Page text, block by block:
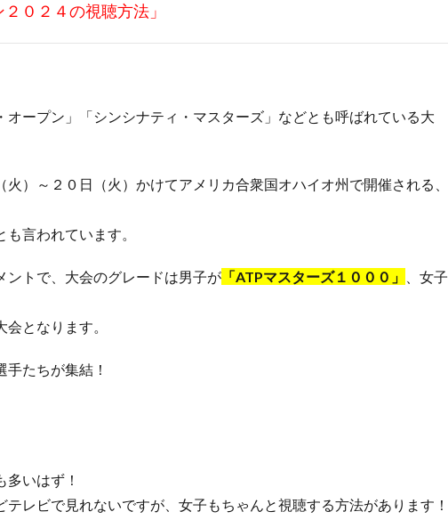
０２４の視聴方法」
オープン」「シンシナティ・マスターズ」などとも呼ばれている大
）～２０日（火）かけてアメリカ合衆国オハイオ州で開催される、
言われています。
ントで、大会のグレードは男子が 「ATPマスターズ１０００」
、女子
となります。
たちが集結！
いはず！
レビで見れないですが、女子もちゃんと視聴する方法があります！